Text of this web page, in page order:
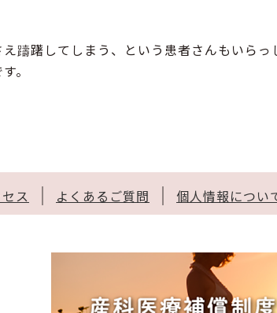
躊躇してしまう、という患者さんもいらっ
。
ス よくあるご質問 個人情報につい